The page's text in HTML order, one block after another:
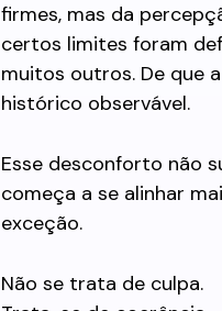
firmes, mas da
certos limites foram
muitos outros. De que
histórico observável.
Esse desconforto não
começa a se alinhar
exceção.
Não se trata de culpa.